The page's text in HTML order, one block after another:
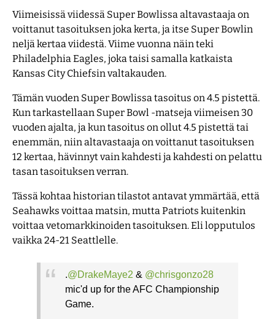
Viimeisissä viidessä Super Bowlissa altavastaaja on
voittanut tasoituksen joka kerta, ja itse Super Bowlin
neljä kertaa viidestä. Viime vuonna näin teki
Philadelphia Eagles, joka taisi samalla katkaista
Kansas City Chiefsin valtakauden.
Tämän vuoden Super Bowlissa tasoitus on 4.5 pistettä.
Kun tarkastellaan Super Bowl -matseja viimeisen 30
vuoden ajalta, ja kun tasoitus on ollut 4.5 pistettä tai
enemmän, niin altavastaaja on voittanut tasoituksen
12 kertaa, hävinnyt vain kahdesti ja kahdesti on pelattu
tasan tasoituksen verran.
Tässä kohtaa historian tilastot antavat ymmärtää, että
Seahawks voittaa matsin, mutta Patriots kuitenkin
voittaa vetomarkkinoiden tasoituksen. Eli lopputulos
vaikka 24-21 Seattlelle.
.@DrakeMaye2 & @chrisgonzo28
mic'd up for the AFC Championship
Game.